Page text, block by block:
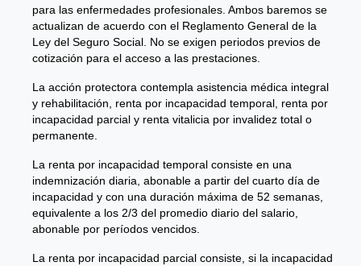
para las enfermedades profesionales. Ambos baremos se
actualizan de acuerdo con el Reglamento General de la
Ley del Seguro Social. No se exigen periodos previos de
cotización para el acceso a las prestaciones.
La acción protectora contempla asistencia médica integral
y rehabilitación, renta por incapacidad temporal, renta por
incapacidad parcial y renta vitalicia por invalidez total o
permanente.
La renta por incapacidad temporal consiste en una
indemnización diaria, abonable a partir del cuarto día de
incapacidad y con una duración máxima de 52 semanas,
equivalente a los 2/3 del promedio diario del salario,
abonable por períodos vencidos.
La renta por incapacidad parcial consiste, si la incapacidad